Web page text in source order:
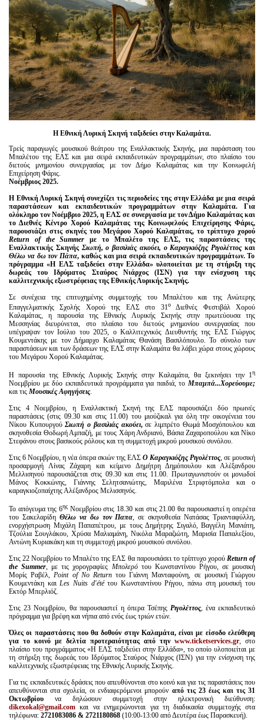
Είσοδος διαχειριστή
H Εθνική Λυρική Σκηνή ταξιδεύει στην Καλαμάτα.
Τρείς παραγωγές μουσικού θεάτρου της Εναλλακτικής Σκηνής, μια παράσταση του
Μπαλέτου της ΕΛΣ και μια σειρά εκπαιδευτικών προγραμμάτων, στο πλαίσιο του
διετούς μνημονίου συνεργασίας με τον Δήμο Καλαμάτας και την Κοινωφελή
Επιχείρηση Φάρις.
Νοέμβριος 2025.
Η Εθνική Λυρική Σκηνή συνεχίζει τις περιοδείες της στην Ελλάδα με μια σειρά
παραστάσεων και εκπαιδευτικών προγραμμάτων στην Καλαμάτα. Για
ολόκληρο τον Νοέμβριο 2025, η ΕΛΣ σε συνεργασία με τον Δήμο Καλαμάτας και
το Διεθνές Κέντρο Χορού Καλαμάτας της Κοινωφελούς Επιχείρησης Φάρις,
παρουσιάζει στις σκηνές του Μεγάρου Χορού Καλαμάτας, το τρίπτυχο χορού
Return
of the Summer με το Μπαλέτο της ΕΛΣ, τις παραστάσεις της
Εναλλακτικής Σκηνής Σιωπή, ο βασιλιάς ακούει, ο Καραγκιόζης Ριγολέττοςκαι
Θέλω να δω τον Πάπα, καθώς και μια σειρά εκπαιδευτικών προγραμμάτων. Το
πρόγραμμα «Η ΕΛΣ ταξιδεύει στην Ελλάδα» υλοποιείται με τη στήριξη της
δωρεάς του Ιδρύματος Σταύρος Νιάρχος (ΙΣΝ) για την ενίσχυση της
καλλιτεχνικής εξωστρέφειας της Εθνικής Λυρικής Σκηνής.
Σε συνέχεια της επιτυχημένης συμμετοχής του Μπαλέτου και της Ανώτερης
Επαγγελματικής Σχολής Χορού της ΕΛΣ στο 31οΔιεθνές Φεστιβάλ Χορού
Καλαμάτας, η παρουσία της Εθνικής Λυρικής Σκηνής στην πρωτεύουσα της
Μεσσηνίας διευρύνεται, στο πλαίσιο του διετούς μνημονίου συνεργασίας που
υπέγραψαν τον Ιούλιο του 2025, ο Καλλιτεχνικός Διευθυντής της ΕΛΣ Γιώργος
Κουμεντάκης με τον Δήμαρχο Καλαμάτας Θανάση Βασιλόπουλο. Το σύνολο των
παραστάσεων και των δράσεων της ΕΛΣ στην Καλαμάτα θα λάβει χώρα στους χώρους
του Μεγάρου Χορού Καλαμάτας.
Η παρουσία της Εθνικής Λυρικής Σκηνής στην Καλαμάτα, θα ξεκινήσει την 1η
Νοεμβρίου με δύο εκπαιδευτικά προγράμματα για παιδιά, το Μπαμπά...Χορεύουμε;
και τις Μουσικές Αφηγήσεις.
Στις 4 Νοεμβρίου, η Εναλλακτική Σκηνή της ΕΛΣ παρουσιάζει δύο πρωινές
παραστάσεις (στις 09.30 και στις 11.00) του μιούζικαλ για όλη την οικογένεια του
Νίκου ΚυπουργούΣιωπή ο βασιλιάς ακούει,σε λιμπρέτο Θωμά Μοσχόπουλου και
σκηνοθεσία Θοδωρή Αμπαζή, με τους Χάρη Ανδριανό, Βάσια Ζαχαροπούλου και Νίκο
Στεφάνου στους βασικούς ρόλους και τη συμμετοχή μικρού μουσικού συνόλου.
Στις 6 Νοεμβρίου, η νέα όπερα σκιών της ΕΛΣ Ο Καραγκιόζης Ριγολέττος, σε μουσική
προσαρμογή Λίνας Ζάχαρη και κείμενο Δημήτρη Δημόπουλου και Αλέξανδρου
Μελλισηνού παρουσιάζεται στις 09.30 και στις 11.00. Πρωταγωνιστούν οι μονωδοί
Μάνος Κοκκώνης, Γιάννης Σελητσανιώτης, Μαριλένα Στριφτόμπολα και ο
καραγκιοζοπαίχτης Αλέξανδρος Μελισσηνός.
Το απόγευμα της 6ης Νοεμβρίου στις 18.30 και στις 21.00 θα παρουσιαστεί η οπερέτα
του Σακελαρίδη Θέλω να δω τον Παπα, σε σκηνοθεσία Νατάσας Τριανταφύλλη,
ενορχήστρωση Μιχάλη Παπαπέτρου, με τους Δημήτρης Σιγαλό, Βαγγέλη Μανιάτη,
Τζούλια Σουγλάκου, Χρύσα Μαλιαμάνη, Νικόλα Μαραζιώτη, Μαρισία Παπαλεξίου,
Αντώνη Κυριακάκη και τη συμμετοχή μικρού μουσικού συνόλου.
Στις 22 Νοεμβρίου το Μπαλέτο της ΕΛΣ θα παρουσιάσει το τρίπτυχο χορού Return of
the Summer, με τις χορογραφίες Μπολερότου Κωνσταντίνου Ρήγου, σε μουσική
Μορίς Ραβέλ,Point of No Returnτου Γιάννη Μανταφούνη, σε μουσική Γιώργου
Κουμεντάκη καιLes Nuits d'étéτου Κωνσταντίνου Ρήγου, πάνω στη μουσική του
Εκτόρ Μπερλιόζ.
Στις 23 Νοεμβρίου, θα παρουσιαστεί η όπερα Τσέπης Ριγολέττος, ένα εκπαιδευτικό
πρόγραμμα για βρέφη και νήπια από ενός έως τριών ετών.
Όλες οι παραστάσεις που θα δοθούν στην Καλαμάτα, είναι με είσοδο ελεύθερη
για το κοινό με δελτία προτεραιότητας από την www.ticketservices.gr, στο
πλαίσιο του προγράμματος «Η ΕΛΣ ταξιδεύει στην Ελλάδα», το οποίο υλοποιείται με
τη στήριξη της δωρεάς του Ιδρύματος Σταύρος Νιάρχος (ΙΣΝ) για την ενίσχυση της
καλλιτεχνικής εξωστρέφειας της Εθνικής Λυρικής Σκηνής.
Για τις εκπαιδευτικές δράσεις που απευθύνονται στο κοινό και για τις παραστάσεις που
απευθύνονται στα σχολεία, οι ενδιαφερόμενοι μπορούν από τις 23 έως και τις 31
Οκτωβρίου να δηλώσουν συμμετοχή στην ηλεκτρονική διεύθυνση:
dikexokal@gmail.com και να ενημερώνονται για τη διαδικασία συμμετοχής στα
τηλέφωνα: 2721083086 & 2721180868 (10:00-13:00 από Δευτέρα έως Παρασκευή).